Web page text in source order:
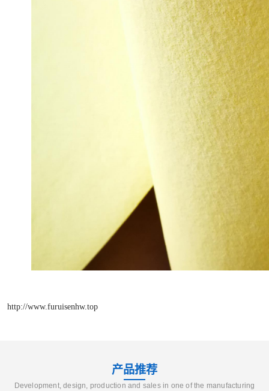
http://www.furuisenhw.top
产品推荐
Development, design, production and sales in one of the manufacturing